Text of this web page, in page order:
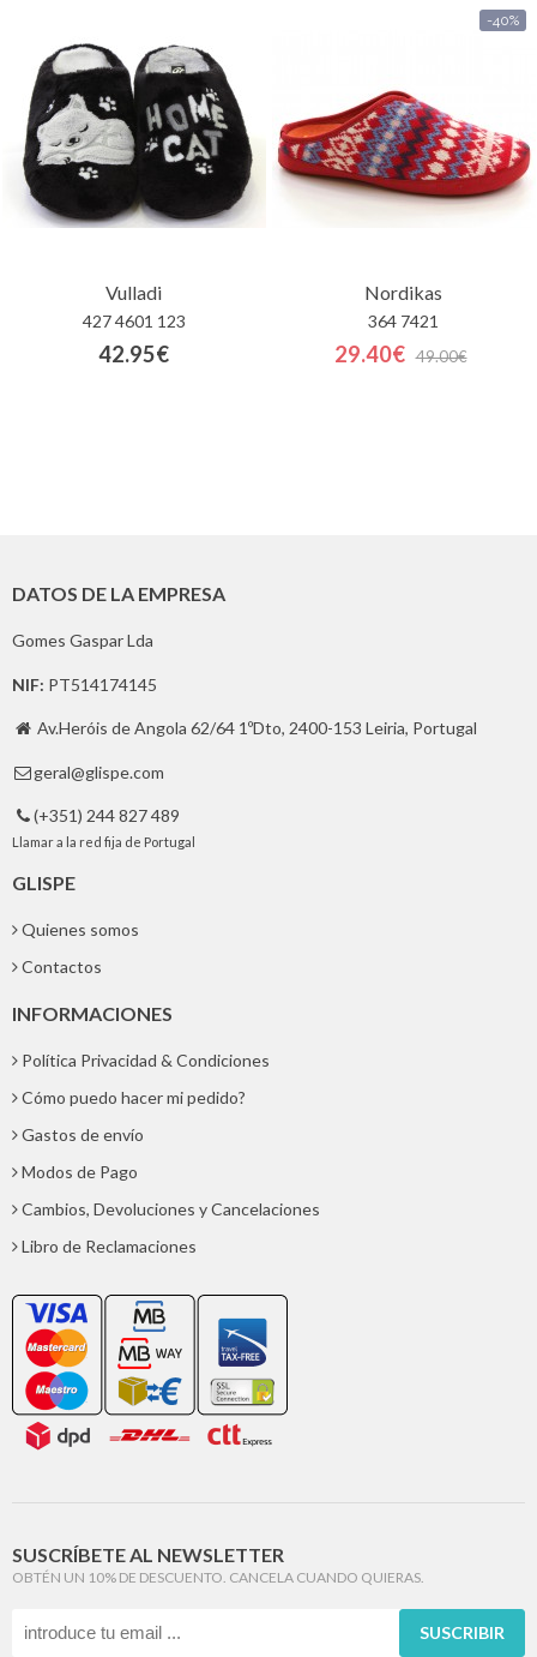
Vulladi
427 4601 123
42.95€
-40%
Nordikas
364 7421
29.40€ 49.00€
DATOS DE LA EMPRESA
Gomes Gaspar Lda
NIF: PT514174145
 Av.Heróis de Angola 62/64 1ºDto, 2400-153 Leiria, Portugal
 geral@glispe.com
 (+351) 244 827 489
Llamar a la red fija de Portugal
GLISPE
Quienes somos
Contactos
INFORMACIONES
Política Privacidad & Condiciones
Cómo puedo hacer mi pedido?
Gastos de envío
Modos de Pago
Cambios, Devoluciones y Cancelaciones
Libro de Reclamaciones
SUSCRÍBETE AL NEWSLETTER
OBTÉN UN 10% DE DESCUENTO. CANCELA CUANDO QUIERAS.
SUSCRIBIR